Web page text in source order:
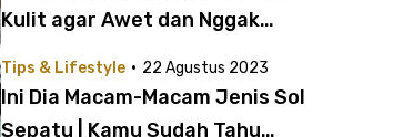
Kulit agar Awet dan Nggak
Tips & Lifestyle · 22 Agustus 2023
Ini Dia Macam-Macam Jenis Sol
Sepatu | Kamu Sudah Tahu